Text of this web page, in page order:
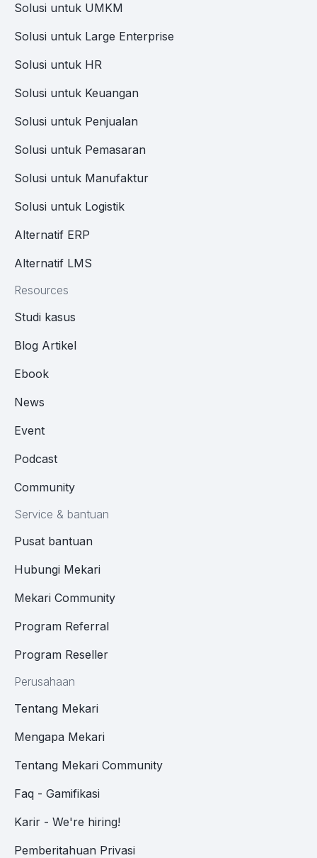
Solusi untuk UMKM
Solusi untuk Large Enterprise
Solusi untuk HR
Solusi untuk Keuangan
Solusi untuk Penjualan
Solusi untuk Pemasaran
Solusi untuk Manufaktur
Solusi untuk Logistik
Alternatif ERP
Alternatif LMS
Resources
Studi kasus
Blog Artikel
Ebook
News
Event
Podcast
Community
Service & bantuan
Pusat bantuan
Hubungi Mekari
Mekari Community
Program Referral
Program Reseller
Perusahaan
Tentang Mekari
Mengapa Mekari
Tentang Mekari Community
Faq - Gamifikasi
Karir - We're hiring!
Pemberitahuan Privasi